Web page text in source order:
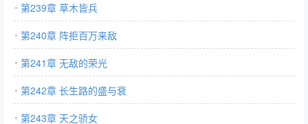
第239章 草木皆兵
第240章 阵拒百万来敌
第241章 无敌的荣光
第242章 长生路的盛与衰
第243章 天之骄女